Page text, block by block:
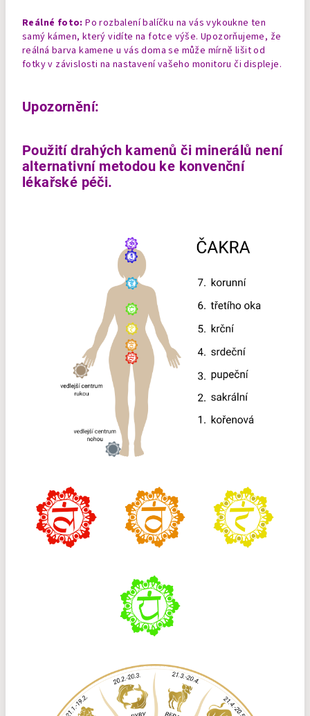
Reálné foto: Po rozbalení balíčku na vás vykoukne ten
samý kámen, který vidíte na fotce výše. Upozorňujeme, že
reálná barva kamene u vás doma se může mírně lišit od
fotky v závislosti na nastavení vašeho monitoru či displeje.
Upozornění:
Použití drahých kamenů či minerálů není
alternativní metodou ke konvenční
lékařské péči.